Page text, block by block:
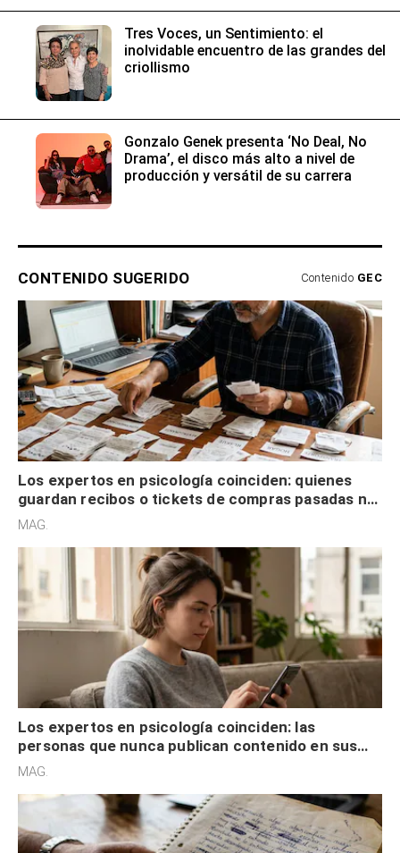
Tres Voces, un Sentimiento: el
inolvidable encuentro de las grandes del
criollismo
Gonzalo Genek presenta ‘No Deal, No
Drama’, el disco más alto a nivel de
producción y versátil de su carrera
CONTENIDO SUGERIDO Contenido GEC
Los expertos en psicología coinciden: quienes
guardan recibos o tickets de compras pasadas no
son acumuladores, sino que tienen necesidad de
MAG.
Los expertos en psicología coinciden: las
personas que nunca publican contenido en sus
redes sociales no pretenden buscar validación
MAG.